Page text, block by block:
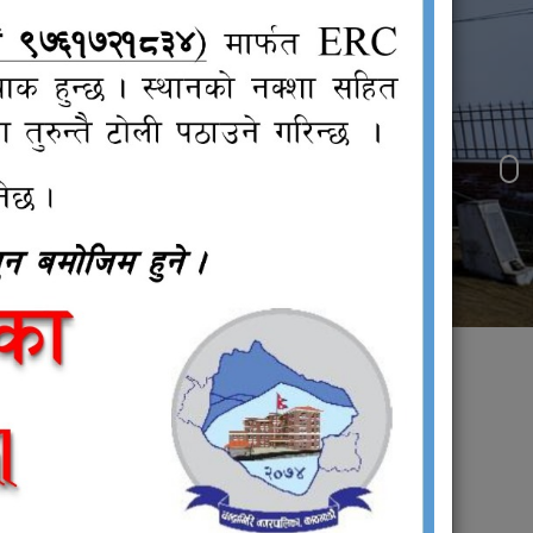
!
जनप्रतिनिधि